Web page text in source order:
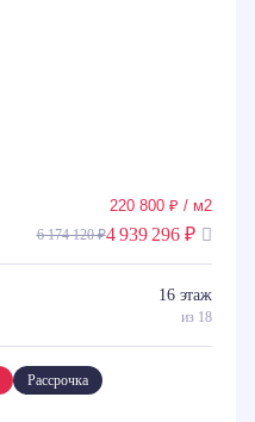
220 800 ₽ / м2
6 174 120 ₽4 939 296 ₽
16 этаж
из 18
Рассрочка